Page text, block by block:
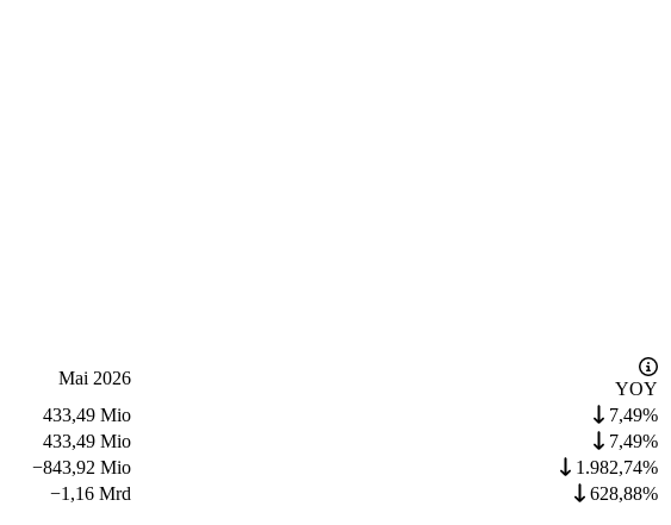
Mai 2026
YOY
433,49 Mio
7,49%
433,49 Mio
7,49%
−843,92 Mio
1.982,74%
−1,16 Mrd 628,88%